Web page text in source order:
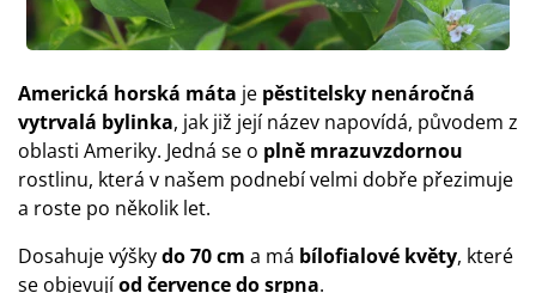
Americká horská máta je pěstitelsky nenáročná
vytrvalá bylinka, jak již její název napovídá, původem z
oblasti Ameriky. Jedná se o plně mrazuvzdornou
rostlinu, která v našem podnebí velmi dobře přezimuje
a roste po několik let.
Dosahuje výškydo 70 cm a má bílofialové květy, které
se objevujíod července do srpna.